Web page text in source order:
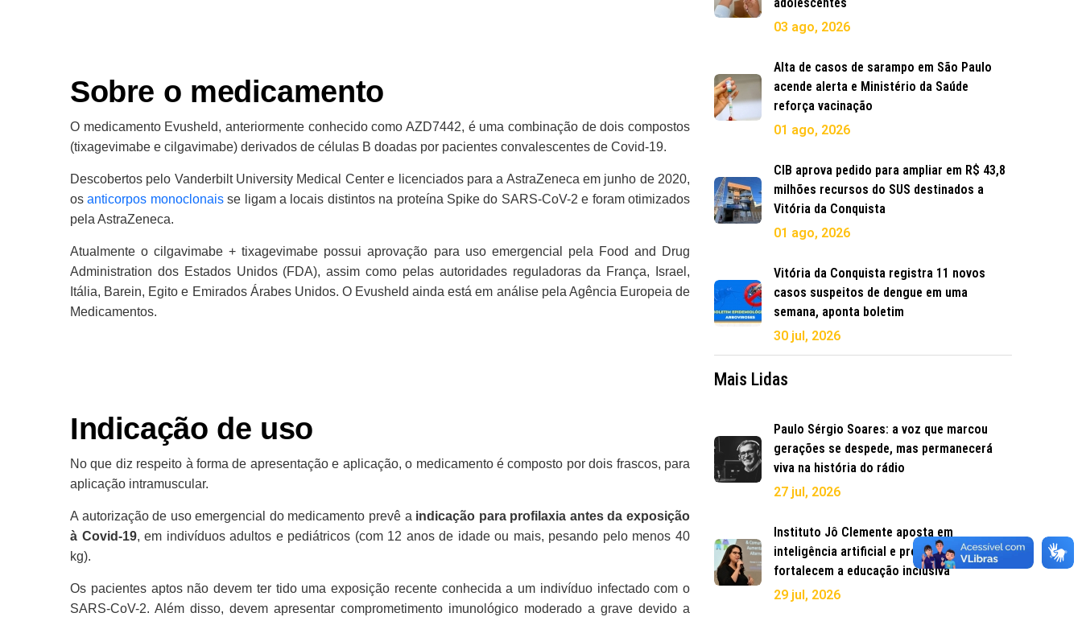
Sobre o medicamento
O medicamento Evusheld, anteriormente conhecido como AZD7442, é uma combinação de dois compostos
(tixagevimabe e cilgavimabe) derivados de células B doadas por pacientes convalescentes de Covid-19.
Descobertos pelo Vanderbilt University Medical Center e licenciados para a AstraZeneca em junho de 2020,
osanticorpos monoclonaisse ligam a locais distintos na proteína Spike do SARS-CoV-2 e foram otimizados
pela AstraZeneca.
Atualmente o cilgavimabe + tixagevimabe possui aprovação para uso emergencial pela Food and Drug
Administration dos Estados Unidos (FDA), assim como pelas autoridades reguladoras da França, Israel,
Itália, Barein, Egito e Emirados Árabes Unidos. O Evusheld ainda está em análise pela Agência Europeia de
Medicamentos.
Indicação de uso
No que diz respeito à forma de apresentação e aplicação, o medicamento é composto por dois frascos, para
aplicação intramuscular.
A autorização de uso emergencial do medicamento prevê a indicação para profilaxia antes da exposição
à Covid-19, em indivíduos adultos e pediátricos (com 12 anos de idade ou mais, pesando pelo menos 40
kg).
Os pacientes aptos não devem ter tido uma exposição recente conhecida a um indivíduo infectado com o
SARS-CoV-2. Além disso, devem apresentar comprometimento imunológico moderado a grave devido a
03 ago, 2026
Alta de casos de sarampo em São Paulo
acende alerta e Ministério da Saúde
reforça vacinação
01 ago, 2026
CIB aprova pedido para ampliar em R$ 43,8
milhões recursos do SUS destinados a
Vitória da Conquista
01 ago, 2026
Vitória da Conquista registra 11 novos
casos suspeitos de dengue em uma
semana, aponta boletim
30 jul, 2026
Mais Lidas
Paulo Sérgio Soares: a voz que marcou
gerações se despede, mas permanecerá
viva na história do rádio
27 jul, 2026
Instituto Jô Clemente aposta em
inteligência artificial e premia projetos que
fortalecem a educação inclusiva
29 jul, 2026